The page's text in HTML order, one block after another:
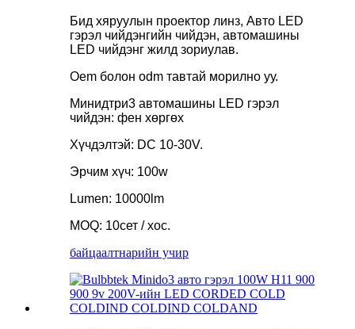
Бид хяруулын проектор линз, Авто LED
гэрэл чийдэнгийн чийдэн, автомашины
LED чийдэнг жилд зориулав.
Oem болон odm тавтай морилно уу.
Минидтри3 автомашины LED гэрэл
чийдэн: фен хөргөх
Хүчдэлтэй: DC 10-30V.
Эрчим хүч: 100w
Lumen: 10000lm
MOQ: 10сет / хос.
байцаалтнарийн учир